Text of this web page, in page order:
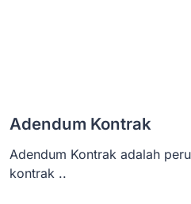
Adendum Kontrak
Adendum Kontrak adalah
kontrak ..